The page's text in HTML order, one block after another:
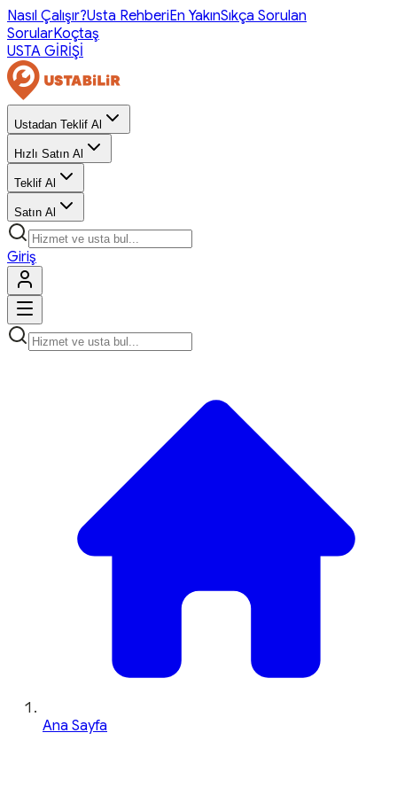
Nasıl Çalışır?Usta RehberiEn YakınSıkça Sorulan
SorularKoçtaş
USTA GİRİŞİ
Ustadan Teklif Al
Hızlı Satın Al
Teklif Al
Satın Al
Giriş
Ana Sayfa